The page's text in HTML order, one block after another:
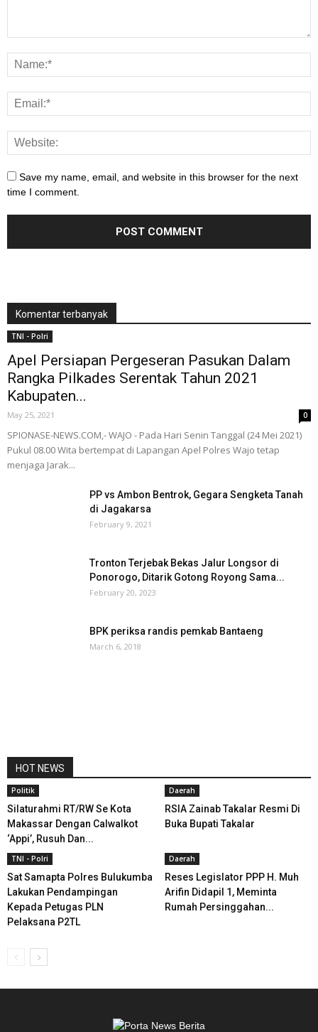
Save my name, email, and website in this browser for the next
time I comment.
Komentar terbanyak
TNI - Polri
Apel Persiapan Pergeseran Pasukan Dalam
Rangka Pilkades Serentak Tahun 2021
Kabupaten...
May 25, 2021 0
SPIONASE-NEWS.COM,- WAJO - Pada Hari Senin Tanggal (24 Mei 2021)
Pukul 08.00 Wita bertempat di Lapangan Apel Polres Wajo tetap
menjaga Jarak...
PP vs Ambon Bentrok, Gegara Sengketa Tanah
di Jagakarsa
February 9, 2021
Tronton Terjebak Bekas Jalur Longsor di
Ponorogo, Ditarik Gotong Royong Sama...
February 20, 2023
BPK periksa randis pemkab Bantaeng
March 6, 2018
HOT NEWS
Politik
Silaturahmi RT/RW Se Kota
Makassar Dengan Calwalkot
‘Appi’, Rusuh Dan...
Daerah
RSIA Zainab Takalar Resmi Di
Buka Bupati Takalar
TNI - Polri
Sat Samapta Polres Bulukumba
Lakukan Pendampingan
Kepada Petugas PLN
Pelaksana P2TL
Daerah
Reses Legislator PPP H. Muh
Arifin Didapil 1, Meminta
Rumah Persinggahan...